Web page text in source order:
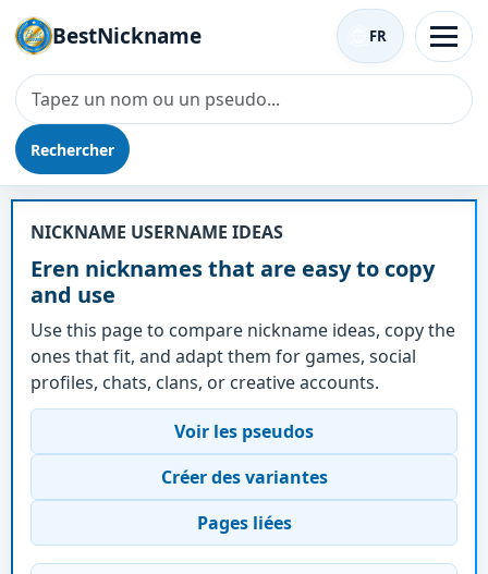
BestNickname
Rechercher
FR
Surnom - Eren
NICKNAME USERNAME IDEAS
Eren nicknames that are easy to copy
and use
Use this page to compare nickname ideas, copy the
ones that fit, and adapt them for games, social
profiles, chats, clans, or creative accounts.
Voir les pseudos
Créer des variantes
Pages liées